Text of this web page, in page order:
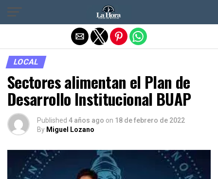
LOCAL
Sectores alimentan el Plan de
Desarrollo Institucional BUAP
Published 4 años ago on 18 de febrero de 2022
By Miguel Lozano
Salir de la versión móvil